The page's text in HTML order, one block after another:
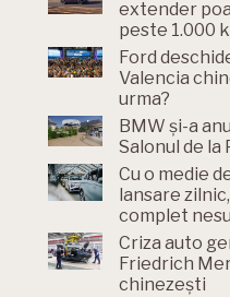
extender
peste 1.000
Ford
Valencia
urma?
BMW și-a
Salonul de la
Cu o medie
lansare
complet
Criza auto
Friedrich
chinezești